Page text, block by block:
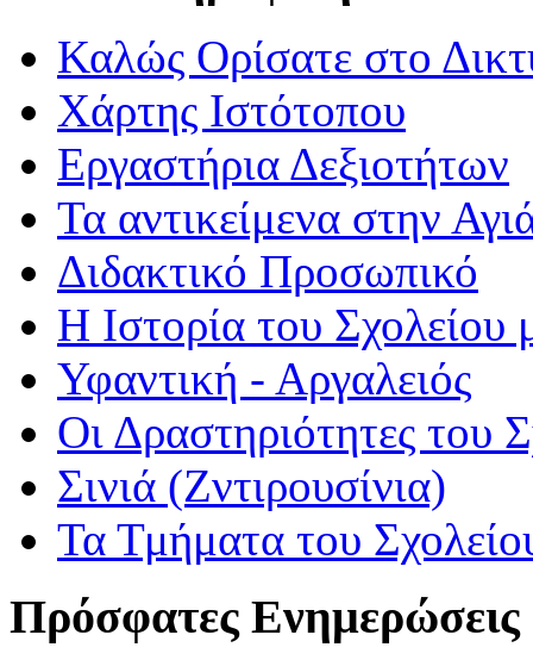
Καλώς Ορίσατε στο
Χάρτης Ιστότοπου
Εργαστήρια Δεξιοτήτων
Τα αντικείμενα στην
Διδακτικό Προσωπικό
Η Ιστορία του Σχολείου
Υφαντική - Αργαλειός
Οι Δραστηριότητες του
Σινιά (Ζντιρουσίνια)
Τα Τμήματα του
Πρόσφατες Ενημερώσεις